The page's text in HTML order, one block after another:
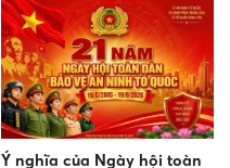
Ý nghĩa của Ngày hội toàn